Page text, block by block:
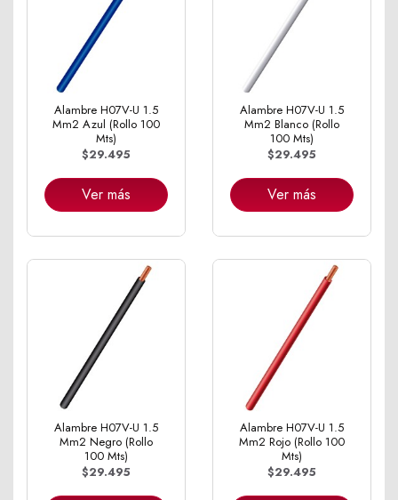
Alambre H07V-U 1.5
Mm2 Azul (Rollo 100
Mts)
$29.495
Ver más
Alambre H07V-U 1.5
Mm2 Blanco (Rollo
100 Mts)
$29.495
Ver más
Alambre H07V-U 1.5
Mm2 Negro (Rollo
100 Mts)
$29.495
Alambre H07V-U 1.5
Mm2 Rojo (Rollo 100
Mts)
$29.495